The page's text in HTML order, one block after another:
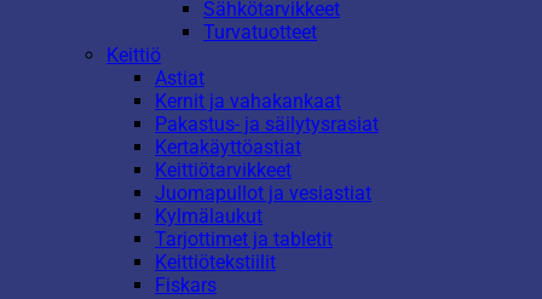
Sähkötarvikkeet
Turvatuotteet
Keittiö
Astiat
Kernit ja vahakankaat
Pakastus- ja säilytysrasiat
Kertakäyttöastiat
Keittiötarvikkeet
Juomapullot ja vesiastiat
Kylmälaukut
Tarjottimet ja tabletit
Keittiötekstiilit
Fiskars